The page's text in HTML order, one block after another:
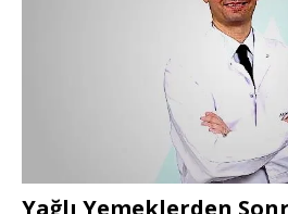
Yağlı Yemeklerden